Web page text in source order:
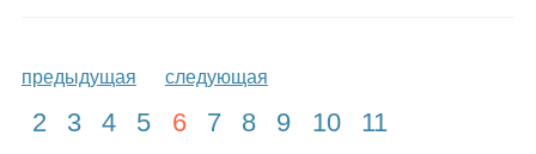
предыдущая следующая
2 3 4 5 6 7 8 9 10 11